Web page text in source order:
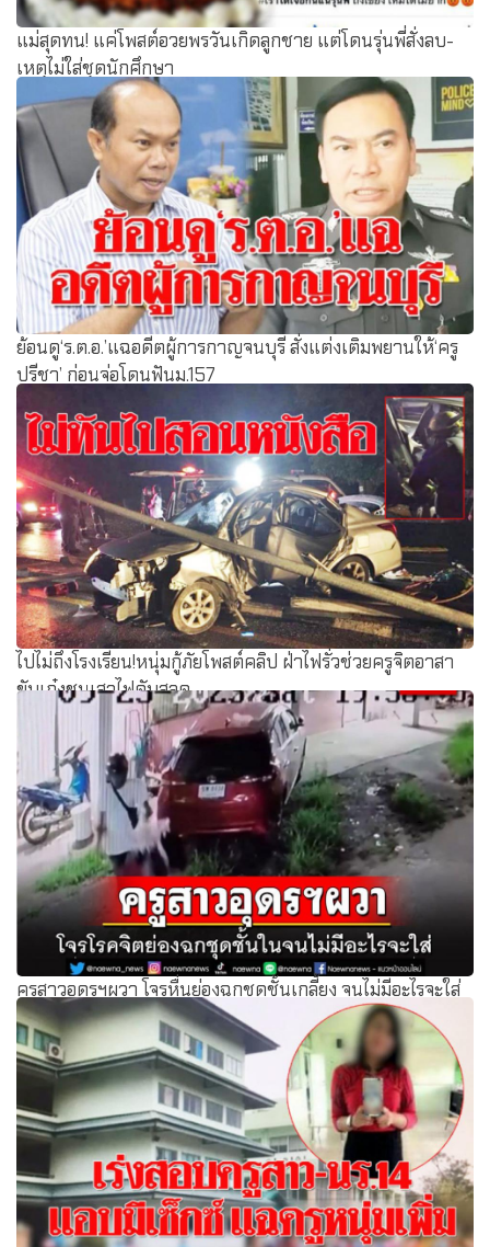
แม่สุดทน! แค่โพสต์อวยพรวันเกิดลูกชาย แต่โดนรุ่นพี่สั่งลบ-
เหตุไม่ใส่ชุดนักศึกษา
ย้อนดู‘ร.ต.อ.’แฉอดีตผู้การกาญจนบุรี สั่งแต่งเติมพยานให้‘ครู
ปรีชา’ ก่อนจ่อโดนฟันม.157
ไปไม่ถึงโรงเรียน!หนุ่มกู้ภัยโพสต์คลิป ฝ่าไฟรั่วช่วยครูจิตอาสา
ขับเก๋งชนเสาไฟดับสลด
ครูสาวอุดรฯผวา โจรหื่นย่องฉกชุดชั้นเกลี้ยง จนไม่มีอะไรจะใส่
ตร.เปิดวงจรปิดล่าตัว